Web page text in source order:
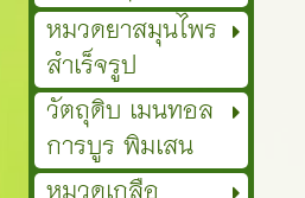
หมวดยาสมุนไพร
สำเร็จรูป
วัตถุดิบ เมนทอล
การบูร พิมเสน